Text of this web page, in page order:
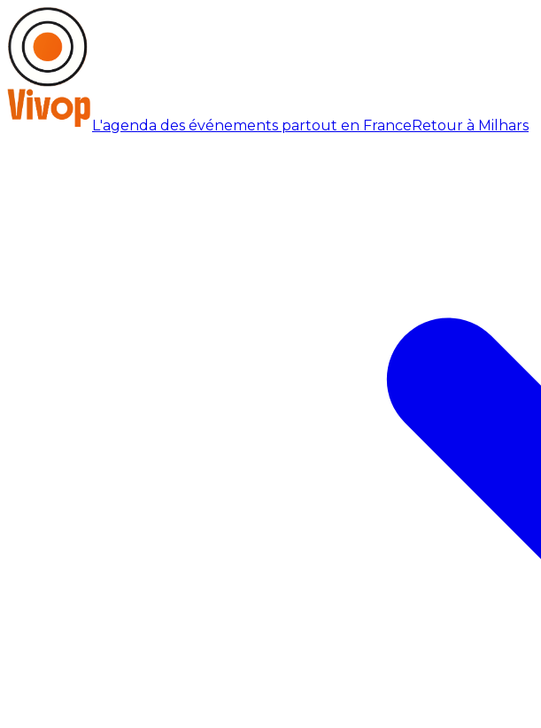
L'agenda des événements partout en FranceRetour à Milhars